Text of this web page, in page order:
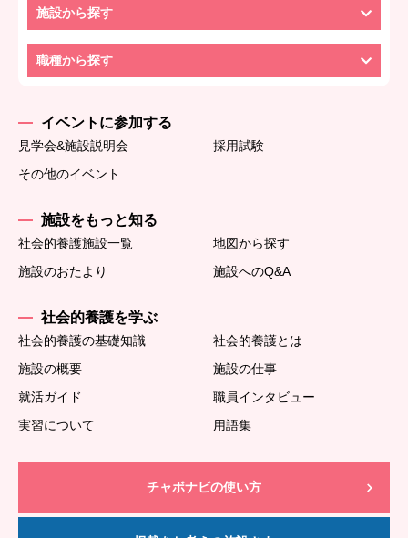
施設から探す
職種から探す
イベントに参加する
見学会&施設説明会
採用試験
その他のイベント
施設をもっと知る
社会的養護施設一覧
地図から探す
施設のおたより
施設へのQ&A
社会的養護を学ぶ
社会的養護の基礎知識
社会的養護とは
施設の概要
施設の仕事
就活ガイド
職員インタビュー
実習について
用語集
チャボナビの使い方